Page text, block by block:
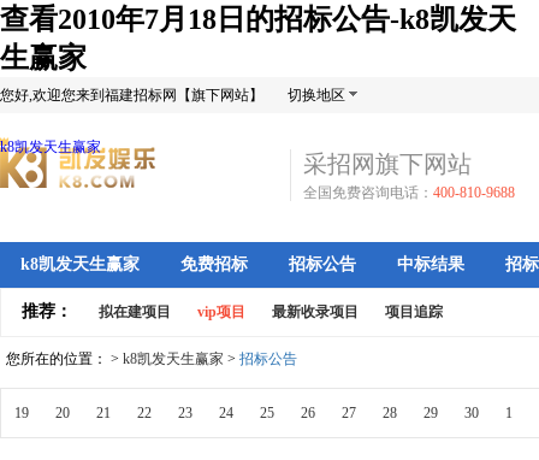
查看2010年7月18日的招标公告-k8凯发天
生赢家
您好,欢迎您来到福建招标网【旗下网站】 切换地区
k8凯发天生赢家
采招网旗下网站
全国免费咨询电话： 400-810-9688
k8凯发天生赢家 免费招标 招标公告 中标结果 招
推荐： 拟在建项目 vip项目 最新收录项目 项目追踪
您所在的位置： > k8凯发天生赢家 > 招标公告
19 20 21 22 23 24 25 26 27 28 29 30 1